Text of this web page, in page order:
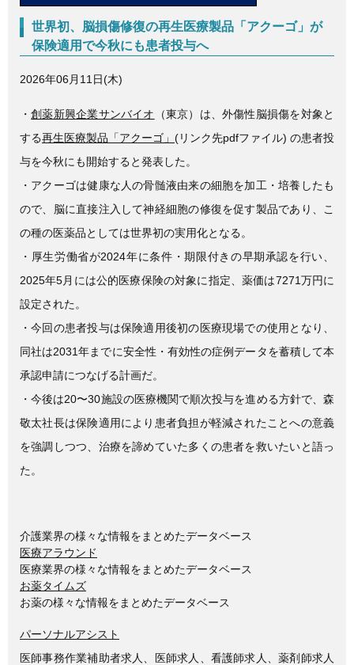
世界初、脳損傷修復の再生医療製品「アクーゴ」が
保険適用で今秋にも患者投与へ
2026年06月11日(木)
・創薬新興企業サンバイオ
（東京）は、外傷性脳損傷を対象と
する再生医療製品「アクーゴ」 (リンク先pdfファイル) の患者投
与を今秋にも開始すると発表した。
・アクーゴは健康な人の骨髄液由来の細胞を加工・培養したも
ので、脳に直接注入して神経細胞の修復を促す製品であり、こ
の種の医薬品としては世界初の実用化となる。
・厚生労働省が2024年に条件・期限付きの早期承認を行い、
2025年5月には公的医療保険の対象に指定、薬価は7271万円に
設定された。
・今回の患者投与は保険適用後初の医療現場での使用となり、
同社は2031年までに安全性・有効性の症例データを蓄積して本
承認申請につなげる計画だ。
・今後は20〜30施設の医療機関で順次投与を進める方針で、森
敬太社長は保険適用により患者負担が軽減されたことへの意義
を強調しつつ、治療を諦めていた多くの患者を救いたいと語っ
た。
介護業界の様々な情報をまとめたデータベース
医療アラウンド
医療業界の様々な情報をまとめたデータベース
お薬タイムズ
お薬の様々な情報をまとめたデータベース
パーソナルアシスト
医師事務作業補助者求人、医師求人、看護師求人、薬剤師求人